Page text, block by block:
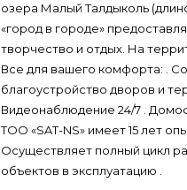
озера Малый Талдыколь
«город в городе»
творчество и отдых. На
Все для вашего комфорта: .
благоустройство дворов и
Видеонаблюдение 24/7 .
ТОО «SAT-NS» имеет 15 лет
Осуществляет полный цикл
объектов в эксплуатацию .